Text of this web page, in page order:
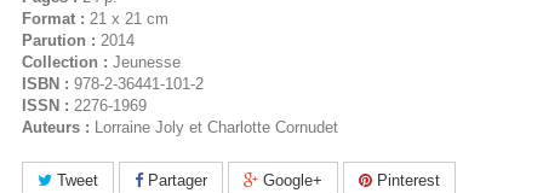
Format : 21 x 21 cm
Parution : 2014
Collection : Jeunesse
ISBN : 978-2-36441-101-2
ISSN : 2276-1969
Auteurs : Lorraine Joly et Charlotte Cornudet
Tweet Partager Google+ Pinterest